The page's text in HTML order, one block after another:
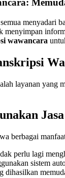
menyadari
menyimpan
wawancara
layanan yang
berbagai
perlu lagi
sistem
dihasilkan